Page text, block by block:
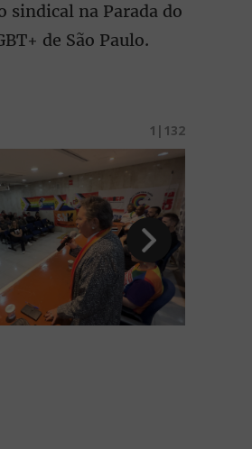
sindical na Parada do
de São Paulo.